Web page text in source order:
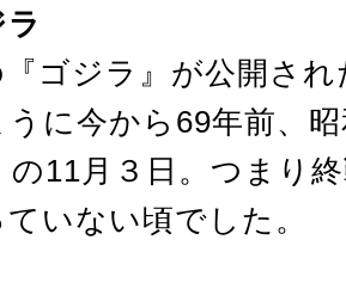
ゴジラ』が公開さ
うに今から69年前、
の11月３日。つまり
いない頃でした。